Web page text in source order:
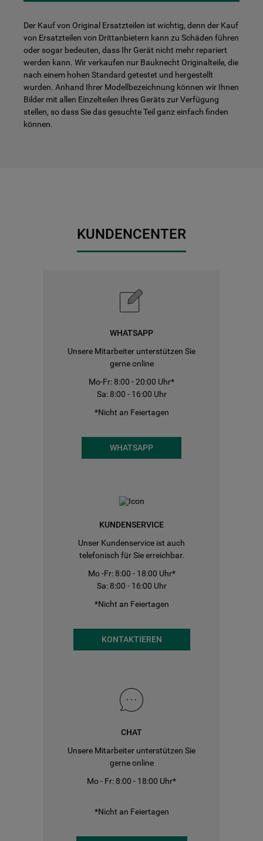
Der Kauf von Original Ersatzteilen ist wichtig, denn der Kauf
von Ersatzteilen von Drittanbietern kann zu Schäden führen
oder sogar bedeuten, dass Ihr Gerät nicht mehr repariert
werden kann. Wir verkaufen nur Bauknecht Originalteile, die
nach einem hohen Standard getestet und hergestellt
wurden. Anhand Ihrer Modellbezeichnung können wir Ihnen
Bilder mit allen Einzelteilen Ihres Geräts zur Verfügung
stellen, so dass Sie das gesuchte Teil ganz einfach finden
können.
KUNDENCENTER
WHATSAPP
Unsere Mitarbeiter unterstützen Sie
gerne online
Mo-Fr: 8:00 - 20:00 Uhr*
Sa: 8:00 - 16:00 Uhr
*Nicht an Feiertagen
WHATSAPP
KUNDENSERVICE
Unser Kundenservice ist auch
telefonisch für Sie erreichbar.
Mo -Fr: 8:00 - 18:00 Uhr*
Sa: 8:00 - 16:00 Uhr
*Nicht an Feiertagen
KONTAKTIEREN
CHAT
Unsere Mitarbeiter unterstützen Sie
gerne online
Mo - Fr: 8:00 - 18:00 Uhr*
*Nicht an Feiertagen